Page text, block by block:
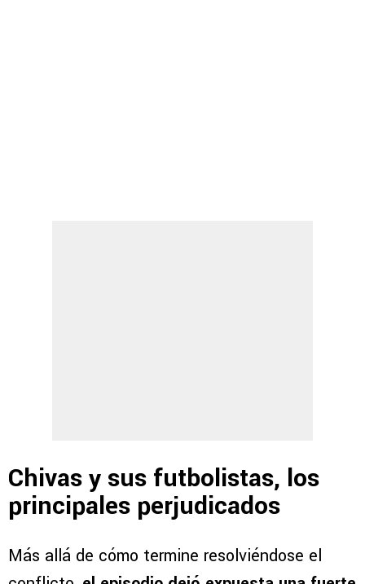
Chivas y sus futbolistas, los
principales perjudicados
Más allá de cómo termine resolviéndose el